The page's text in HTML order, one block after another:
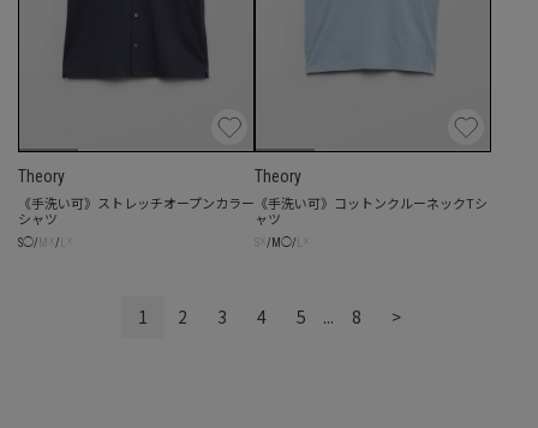
Theory
《手洗い可》ストレッチオープンカラー
シャツ
S◯/ /
Theory
《手洗い可》コットンクルーネックTシ
ャツ
/ M ◯/
1 2 3 4 5 ... 8 >